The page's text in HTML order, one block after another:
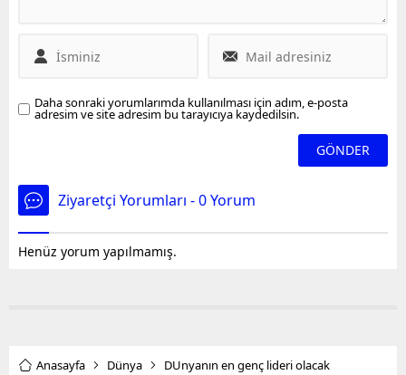
Daha sonraki yorumlarımda kullanılması için adım, e-posta
adresim ve site adresim bu tarayıcıya kaydedilsin.
Ziyaretçi Yorumları - 0 Yorum
Henüz yorum yapılmamış.
Anasayfa Dünya DUnyanın en genç lideri olacak